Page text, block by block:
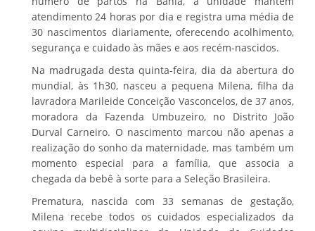
atendimento 24 horas por dia e registra uma média de
30 nascimentos diariamente, oferecendo acolhimento,
segurança e cuidado às mães e aos recém-nascidos.
Na madrugada desta quinta-feira, dia da abertura do
mundial, às 1h30, nasceu a pequena Milena, filha da
lavradora Marileide Conceição Vasconcelos, de 37 anos,
moradora da Fazenda Umbuzeiro, no Distrito João
Durval Carneiro. O nascimento marcou não apenas a
realização do sonho da maternidade, mas também um
momento especial para a família, que associa a
chegada da bebê à sorte para a Seleção Brasileira.
Prematura, nascida com 33 semanas de gestação,
Milena recebe todos os cuidados especializados da